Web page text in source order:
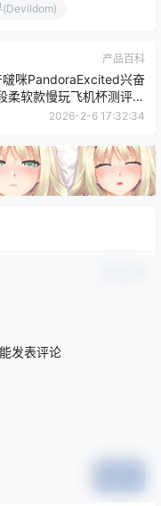
(Devildom)
产品百科
啵咪PandoraExcited兴奋
柔软款慢玩飞机杯测评报
告
2026-2-6 17:32:34
发表评论